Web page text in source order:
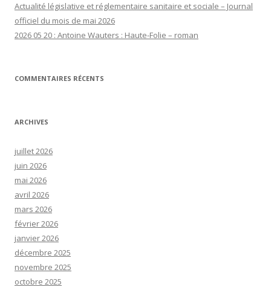
Actualité législative et réglementaire sanitaire et sociale – Journal
officiel du mois de mai 2026
2026 05 20 : Antoine Wauters : Haute-Folie – roman
COMMENTAIRES RÉCENTS
ARCHIVES
juillet 2026
juin 2026
mai 2026
avril 2026
mars 2026
février 2026
janvier 2026
décembre 2025
novembre 2025
octobre 2025